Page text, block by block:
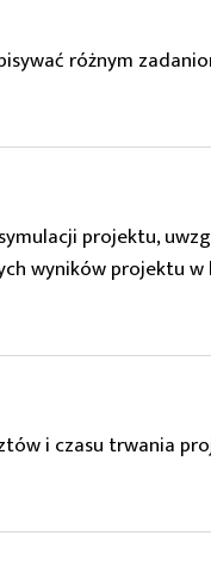
różnym
projektu,
wyników projektu
i czasu trwania